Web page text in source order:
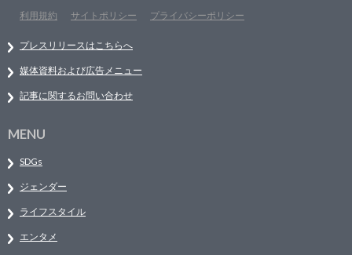
利用規約
サイトポリシー プライバシーポリシー
プレスリリースはこちらへ
媒体資料および広告メニュー
記事に関するお問い合わせ
MENU
SDGs
ジェンダー
ライフスタイル
エンタメ